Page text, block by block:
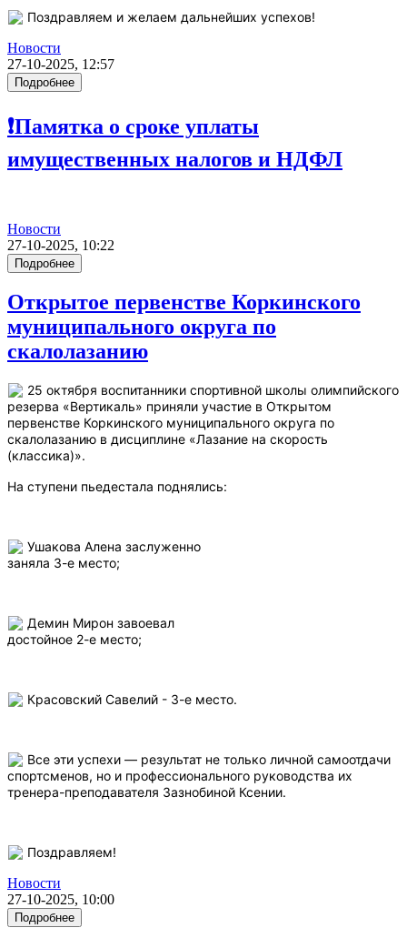
Поздравляем и желаем дальнейших успехов!
Новости
27-10-2025, 12:57
Подробнее
❗Памятка о сроке уплаты
имущественных налогов и НДФЛ
Новости
27-10-2025, 10:22
Подробнее
Открытое первенстве Коркинского
муниципального округа по
скалолазанию
25 октября воспитанники спортивной школы олимпийского
резерва «Вертикаль» приняли участие в Открытом
первенстве Коркинского муниципального округа по
скалолазанию в дисциплине «Лазание на скорость
(классика)».
На ступени пьедестала поднялись:
Ушакова Алена заслуженно
заняла 3-е место;
Демин Мирон завоевал
достойное 2-е место;
Красовский Савелий - 3-е место.
Все эти успехи — результат не только личной самоотдачи
спортсменов, но и профессионального руководства их
тренера-преподавателя Зазнобиной Ксении.
Поздравляем!
Новости
27-10-2025, 10:00
Подробнее